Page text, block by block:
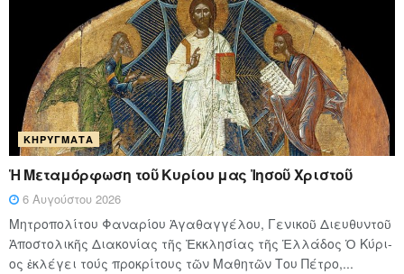
ΚΗΡΎΓΜΑΤΑ
Ἡ Μεταμόρφωση τοῦ Κυρίου μας Ἰησοῦ Χριστοῦ
6 Αυγούστου 2026
Μητροπολίτου Φαναρίου Ἀγαθαγγέλου, Γενικοῦ Διευθυντοῦ
Ἀποστολικῆς Διακονίας τῆς Ἐκκλησίας τῆς Ἑλλάδος Ὁ Κύ­ρι­
ος ἐκλέγει τούς προ­κρί­τους τῶν Μα­θη­τῶν Του Πέ­τρο,...